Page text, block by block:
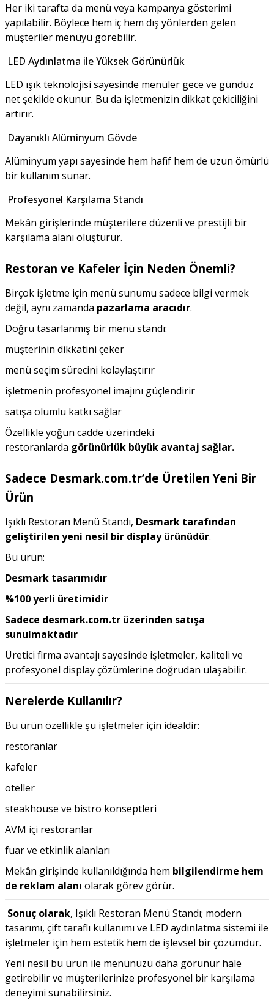
Her iki tarafta da menü veya kampanya gösterimi
yapılabilir. Böylece hem iç hem dış yönlerden gelen
müşteriler menüyü görebilir.
LED Aydınlatma ile Yüksek Görünürlük
LED ışık teknolojisi sayesinde menüler gece ve gündüz
net şekilde okunur. Bu da işletmenizin dikkat çekiciliğini
artırır.
Dayanıklı Alüminyum Gövde
Alüminyum yapı sayesinde hem hafif hem de uzun ömürlü
bir kullanım sunar.
Profesyonel Karşılama Standı
Mekân girişlerinde müşterilere düzenli ve prestijli bir
karşılama alanı oluşturur.
Restoran ve Kafeler İçin Neden Önemli?
Birçok işletme için menü sunumu sadece bilgi vermek
değil, aynı zamanda pazarlama aracıdır.
Doğru tasarlanmış bir menü standı:
müşterinin dikkatini çeker
menü seçim sürecini kolaylaştırır
işletmenin profesyonel imajını güçlendirir
satışa olumlu katkı sağlar
Özellikle yoğun cadde üzerindeki
restoranlarda görünürlük büyük avantaj sağlar.
Sadece Desmark.com.tr’de Üretilen Yeni Bir
Ürün
Işıklı Restoran Menü Standı, Desmark tarafından
geliştirilen yeni nesil bir display ürünüdür.
Bu ürün:
Desmark tasarımıdır
%100 yerli üretimidir
Sadece desmark.com.tr üzerinden satışa
sunulmaktadır
Üretici firma avantajı sayesinde işletmeler, kaliteli ve
profesyonel display çözümlerine doğrudan ulaşabilir.
Nerelerde Kullanılır?
Bu ürün özellikle şu işletmeler için idealdir:
restoranlar
kafeler
oteller
steakhouse ve bistro konseptleri
AVM içi restoranlar
fuar ve etkinlik alanları
Mekân girişinde kullanıldığında hem bilgilendirme hem
de reklam alanı olarak görev görür.
Sonuç olarak, Işıklı Restoran Menü Standı; modern
tasarımı, çift taraflı kullanımı ve LED aydınlatma sistemi ile
işletmeler için hem estetik hem de işlevsel bir çözümdür.
Yeni nesil bu ürün ile menünüzü daha görünür hale
getirebilir ve müşterilerinize profesyonel bir karşılama
deneyimi sunabilirsiniz.